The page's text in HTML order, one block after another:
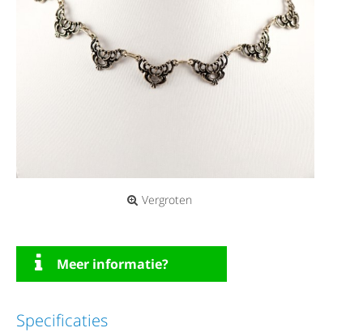
Vergroten
Meer informatie?
Specificaties